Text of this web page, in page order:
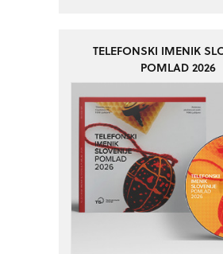
TELEFONSKI IMENIK
POMLAD 2026